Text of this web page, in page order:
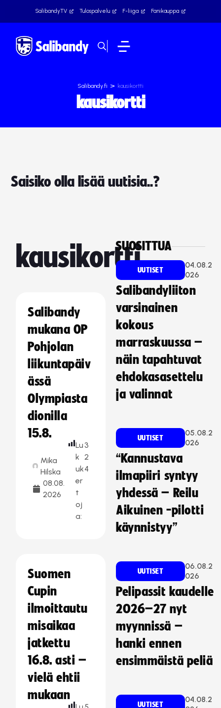
SalibandyTV Tulospalvelu F-liiga Fanikauppa
Salibandy.fi > kausikortti
kausikortti
Saisiko olla lisää uutisia..?
kausikortti
Salibandy
mukana OP
Pohjolan
liikuntapäiv
ässä
Olympiasta
dionilla
15.8.
Mika
Hilska
08.08.
2026
Lu
k
uk
er
t
oj
a:
3
2
4
Suomen
Cupin
ilmoittautu
misaikaa
jatkettu
16.8. asti –
vielä ehtii
mukaan
SUOSITTUA
UUTISET
04.08.2
026
Salibandyliiton
varsinainen
kokous
marraskuussa –
näin tapahtuvat
ehdokasasettelu
ja valinnat
UUTISET
05.08.2
026
“Kannustava
ilmapiiri syntyy
yhdessä – Reilu
Aikuinen -pilotti
käynnistyy”
UUTISET
06.08.2
026
Pelipassit kaudelle
2026–27 nyt
myynnissä –
hanki ennen
ensimmäistä peliä
UUTISET
04.08.2